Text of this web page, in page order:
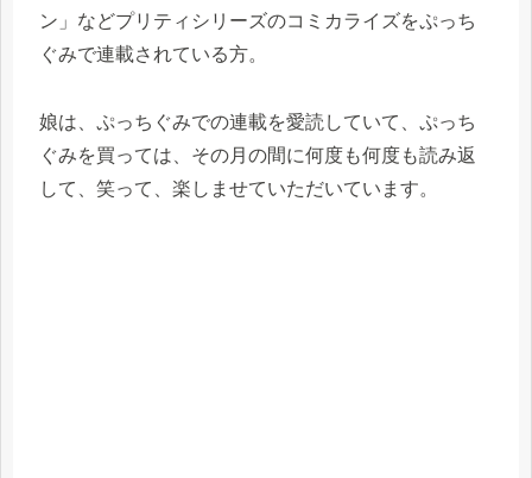
ン」などプリティシリーズのコミカライズをぷっち
ぐみで連載されている方。
娘は、ぷっちぐみでの連載を愛読していて、ぷっち
ぐみを買っては、その月の間に何度も何度も読み返
して、笑って、楽しませていただいています。